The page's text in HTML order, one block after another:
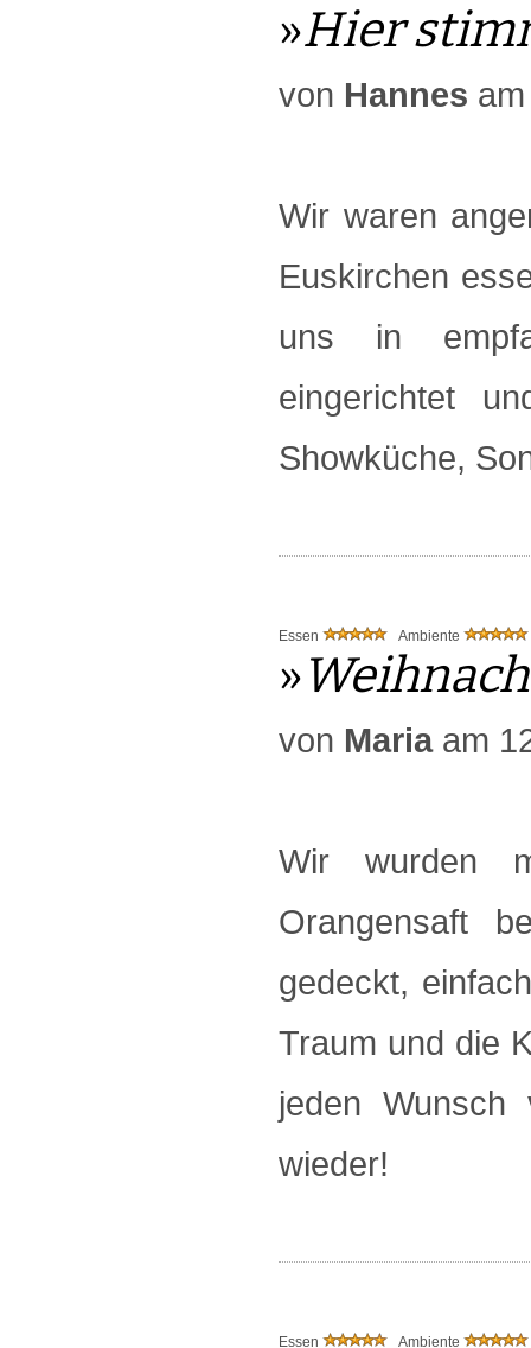
»Hier
von Hannes
Wir waren
Euskirchen
uns in
eingerichtet
Showküche,
Essen Ambiente
»
von Mariaam
Wir wurden
Orangensaft
gedeckt,
Traum und die
jeden Wunsch
wieder!
Essen Ambiente